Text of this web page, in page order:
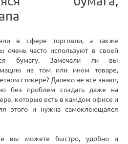
в сфере торговли, а также
очень часто используют в своей
бумагу. Замечали ли вы
на том или ином товаре,
стикере? Далеко не все знают,
без проблем создать даже на
которые есть в каждом офисе и
этого и нужна самоклеющаяся
вы можете быстро, удобно и